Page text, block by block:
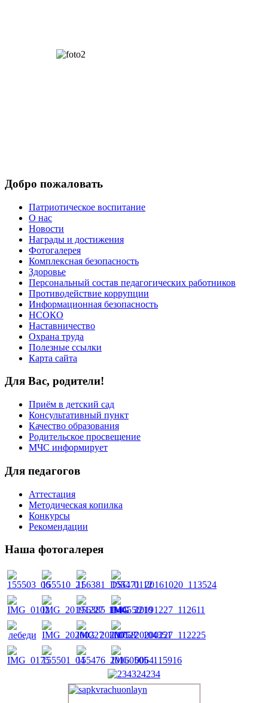
Добро пожаловать
Патриотическое воспитание
О нас
Новости
Награды и достижения
Фотогалерея
Комплексная безопасность
Здоровье
Персональный состав педагогических работников
Противодействие коррупции
Информационная безопасность
НСОКО
Наставничество
Охрана труда
Полезные ссылки
Карта сайта
Для Вас, родители!
Приём в детский сад
Консультативный пункт
Качество образования
Родительское просвещение
МЧС информирует
Для педагогов
Аттестация
Методическая копилка
Конкурсы
Рекомендации
Наша фотогалерея